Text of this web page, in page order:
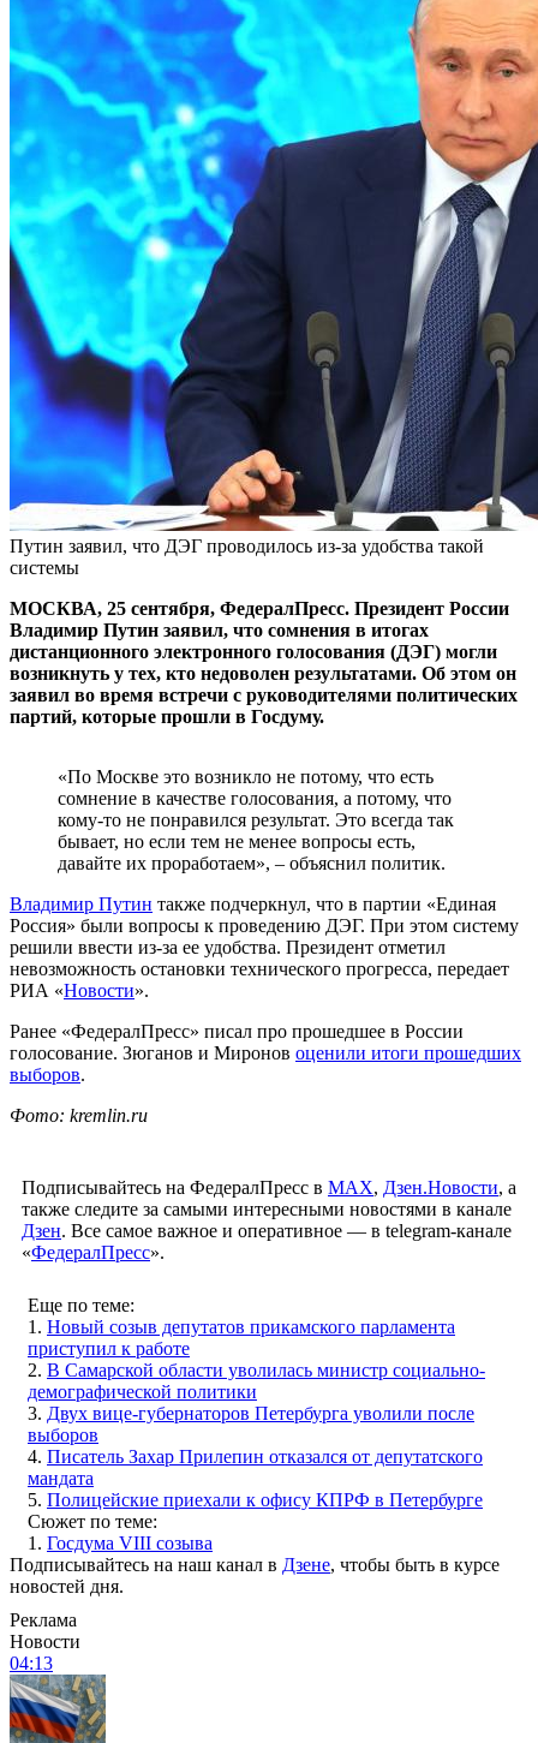
Путин заявил, что ДЭГ проводилось из-за удобства такой
системы
МОСКВА, 25 сентября, ФедералПресс. Президент России
Владимир Путин заявил, что сомнения в итогах
дистанционного электронного голосования (ДЭГ) могли
возникнуть у тех, кто недоволен результатами. Об этом он
заявил во время встречи с руководителями политических
партий, которые прошли в Госдуму.
«По Москве это возникло не потому, что есть
сомнение в качестве голосования, а потому, что
кому-то не понравился результат. Это всегда так
бывает, но если тем не менее вопросы есть,
давайте их проработаем», – объяснил политик.
Владимир Путин также подчеркнул, что в партии «Единая
Россия» были вопросы к проведению ДЭГ. При этом систему
решили ввести из-за ее удобства. Президент отметил
невозможность остановки технического прогресса, передает
РИА «Новости».
Ранее «ФедералПресс» писал про прошедшее в России
голосование. Зюганов и Миронов оценили итоги прошедших
выборов.
Фото: kremlin.ru
Подписывайтесь на ФедералПресс в МАХ, Дзен.Новости, а
также следите за самыми интересными новостями в канале
Дзен. Все самое важное и оперативное — в telegram-канале
«ФедералПресс».
Еще по теме:
1. Новый созыв депутатов прикамского парламента
приступил к работе
2. В Самарской области уволилась министр социально-
демографической политики
3. Двух вице-губернаторов Петербурга уволили после
выборов
4. Писатель Захар Прилепин отказался от депутатского
мандата
5. Полицейские приехали к офису КПРФ в Петербурге
Сюжет по теме:
1. Госдума VIII созыва
Подписывайтесь на наш канал в Дзене, чтобы быть в курсе
новостей дня.
Реклама
Новости
04:13